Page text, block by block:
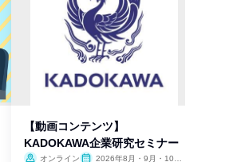
【動画コンテンツ】
KADOKAWA企業研究セミナー
オンライン 2026年8月・9月・10